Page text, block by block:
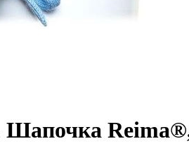
Шапочка